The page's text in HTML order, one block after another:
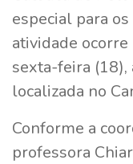
especial para
atividade
sexta-feira (18),
localizada no
Conforme a
professora